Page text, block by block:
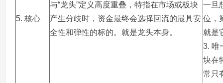
5. 核心
与“龙头”定义高度重叠，特指在市场或板块
产生分歧时，资金最终会选择回流的最具安
全性和弹性的标的。就是龙头本身。
一旦
位，
就是
3. 唯
块在
常只